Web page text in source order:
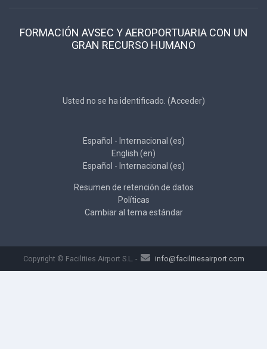
FORMACIÓN AVSEC Y AEROPORTUARIA CON UN
GRAN RECURSO HUMANO
Usted no se ha identificado. (Acceder)
Español - Internacional ‎(es)‎
English ‎(en)‎
Español - Internacional ‎(es)‎
Resumen de retención de datos
Políticas
Cambiar al tema estándar
Copyright © Facilities Airport S.L. - info@facilitiesairport.com